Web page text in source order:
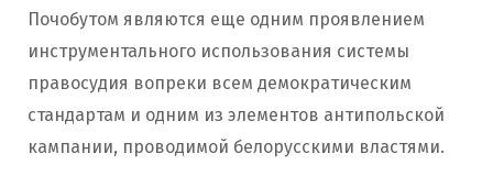
Почобутом являются еще одним проявлением
инструментального использования системы
правосудия вопреки всем демократическим
стандартам и одним из элементов антипольской
кампании, проводимой белорусскими властями.